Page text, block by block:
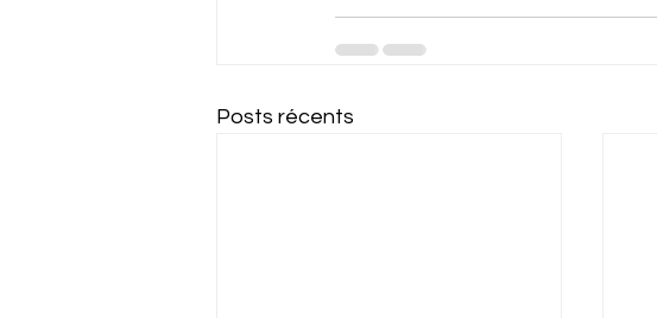
Posts récents